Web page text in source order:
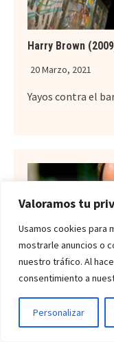
Valoramos tu
Usamos cookies para
mostrarle anuncios o
nuestro tráfico. Al
consentimiento a
Personalizar
Harry Brown
20 Marzo, 2021
Yayos contra el
The Salvation